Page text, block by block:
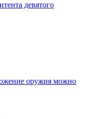
девятого
оружия можно